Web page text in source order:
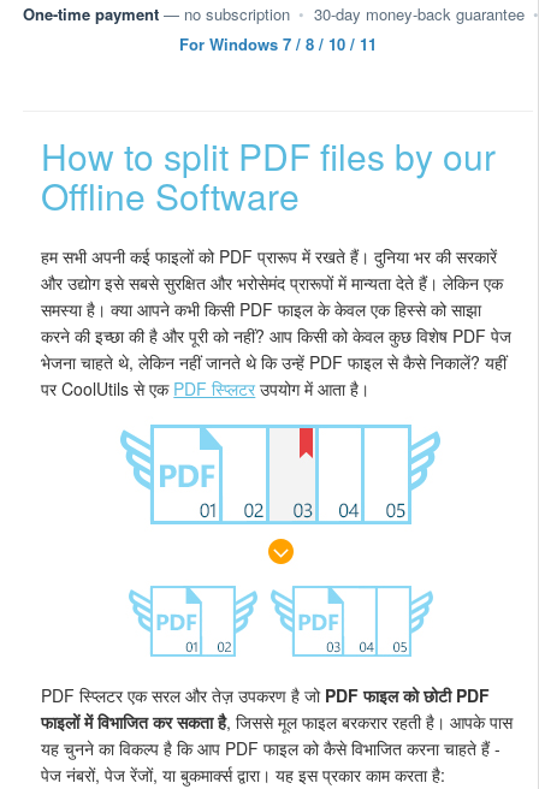
One-time payment — no subscription • 30-day money-back guarantee •
For Windows 7 / 8 / 10 / 11
How to split PDF files by our
Offline Software
हम सभी अपनी कई फाइलों को PDF प्रारूप में रखते हैं। दुनिया भर की सरकारें
और उद्योग इसे सबसे सुरक्षित और भरोसेमंद प्रारूपों में मान्यता देते हैं। लेकिन एक
समस्या है। क्या आपने कभी किसी PDF फाइल के केवल एक हिस्से को साझा
करने की इच्छा की है और पूरी को नहीं? आप किसी को केवल कुछ विशेष PDF पेज
भेजना चाहते थे, लेकिन नहीं जानते थे कि उन्हें PDF फाइल से कैसे निकालें? यहीं
पर CoolUtils से एक PDF स्प्लिटर उपयोग में आता है।
PDF स्प्लिटर एक सरल और तेज़ उपकरण है जो PDF फाइल को छोटी PDF
फाइलों में विभाजित कर सकता है, जिससे मूल फाइल बरकरार रहती है। आपके पास
यह चुनने का विकल्प है कि आप PDF फाइल को कैसे विभाजित करना चाहते हैं -
पेज नंबरों, पेज रेंजों, या बुकमार्क्स द्वारा। यह इस प्रकार काम करता है: